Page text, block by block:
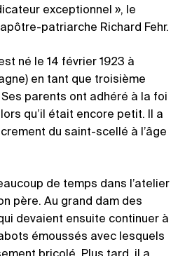
exceptionnel », le
patriarche Richard Fehr.
né le 14 février 1923 à
en tant que troisième
parents ont adhéré à la foi
qu’il était encore petit. Il a
du saint-scellé à l’âge
de temps dans l’atelier
père. Au grand dam des
devaient ensuite continuer à
émoussés avec lesquels